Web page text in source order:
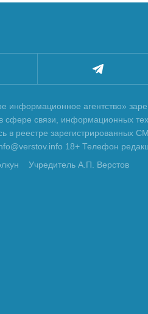
информационное агентство»
сфере связи, информационных
в реестре
18+ Телефон
Учредитель А.П. Верстов